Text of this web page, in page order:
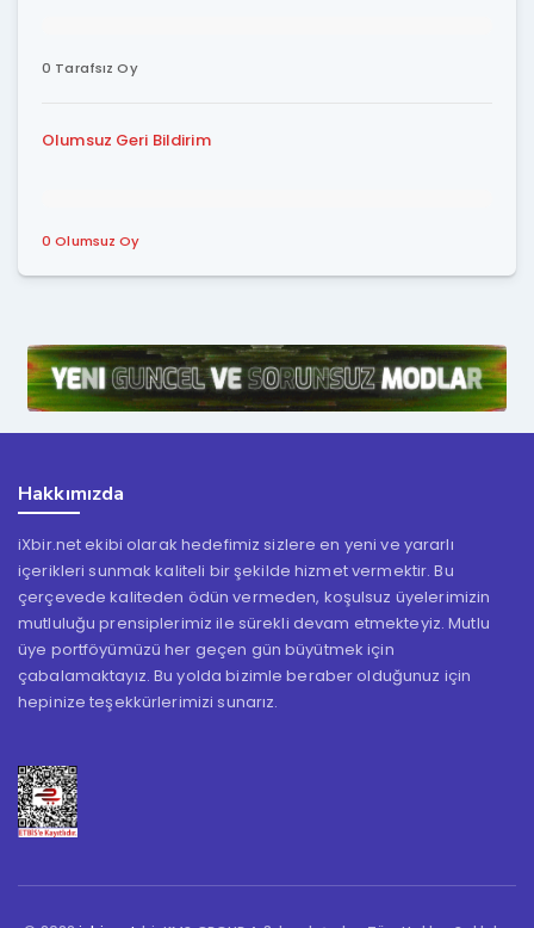
0 Tarafsız Oy
Olumsuz Geri Bildirim
0 Olumsuz Oy
Hakkımızda
iXbir.net ekibi olarak hedefimiz sizlere en yeni ve yararlı
içerikleri sunmak kaliteli bir şekilde hizmet vermektir. Bu
çerçevede kaliteden ödün vermeden, koşulsuz üyelerimizin
mutluluğu prensiplerimiz ile sürekli devam etmekteyiz. Mutlu
üye portföyümüzü her geçen gün büyütmek için
çabalamaktayız. Bu yolda bizimle beraber olduğunuz için
hepinize teşekkürlerimizi sunarız.